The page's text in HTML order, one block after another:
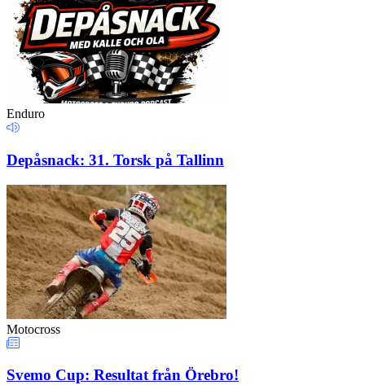
Enduro
Depåsnack: 31. Torsk på Tallinn
Motocross
Svemo Cup: Resultat från Örebro!